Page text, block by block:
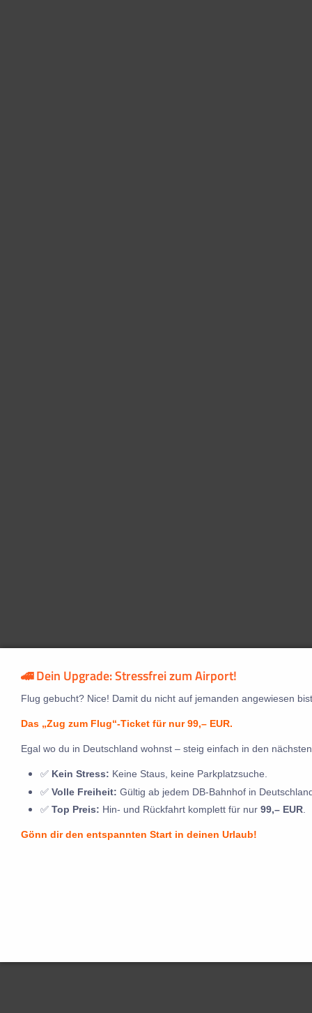
🚄 Dein Upgrade: Stressfrei zum Airport!
Flug gebucht? Nice! Damit du nicht auf jemanden angewiesen
Das „Zug zum Flug“-Ticket für nur 99,– EUR.
Egal wo du in Deutschland wohnst – steig einfach in den
✅ Kein Stress: Keine Staus, keine Parkplatzsuche.
✅ Volle Freiheit: Gültig ab jedem DB-Bahnhof in
✅ Top Preis: Hin- und Rückfahrt komplett für nur 99,– EUR.
Gönn dir den entspannten Start in deinen Urlaub!